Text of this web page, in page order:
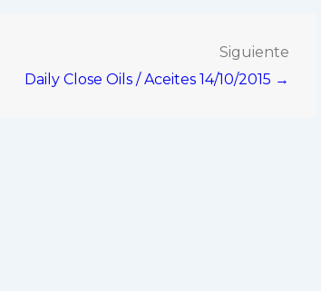
Siguiente
Daily Close Oils / Aceites 14/10/2015 →